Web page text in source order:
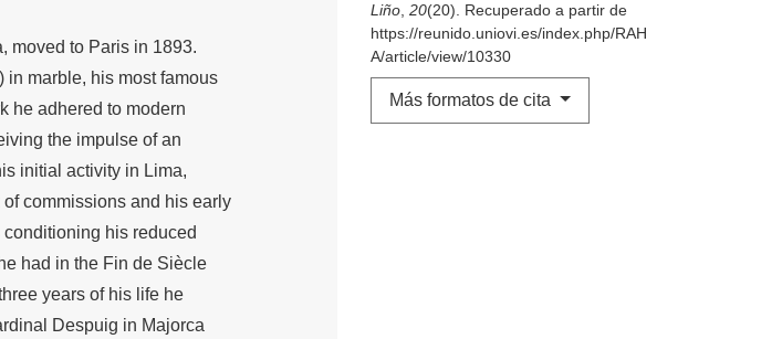
Liño, 20(20). Recuperado a partir de
https://reunido.uniovi.es/index.php/RAH
A/article/view/10330
Más formatos de cita
moved to Paris in 1893.
in marble, his most famous
he adhered to modern
the impulse of an
initial activity in Lima,
commissions and his early
his reduced
had in the Fin de Siècle
years of his life he
Despuig in Majorca